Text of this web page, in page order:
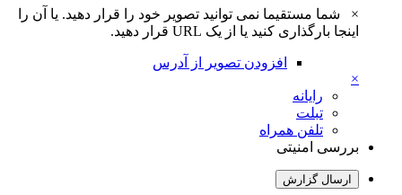
×
شما مستقیما نمی توانید تصویر خود را قرار دهید. یا آن را
اینجا بارگذاری کنید یا از یک URL قرار دهید.
افزودن تصویر از آدرس
×
رایانه
تبلت
تلفن همراه
بررسی امنیتی
ارسال گزارش